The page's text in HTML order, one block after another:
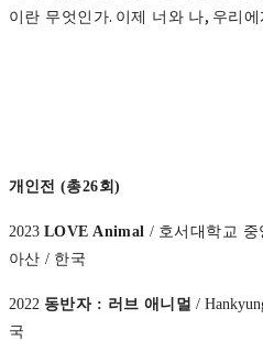
이란 무엇인가. 이제 너와 나, 우리
개인전 (총26회)
2023 LOVE Animal/ 호서대학교
아산/ 한국
2022 동반자 : 러브 애니멀/
국